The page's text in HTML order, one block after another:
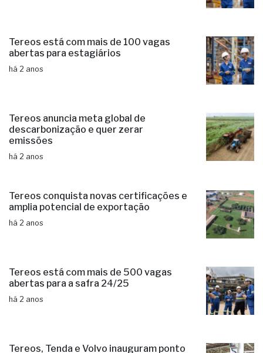
Tereos está com mais de 100 vagas
abertas para estagiários
há 2 anos
Tereos anuncia meta global de
descarbonização e quer zerar
emissões
há 2 anos
Tereos conquista novas certificações e
amplia potencial de exportação
há 2 anos
Tereos está com mais de 500 vagas
abertas para a safra 24/25
há 2 anos
Tereos, Tenda e Volvo inauguram ponto